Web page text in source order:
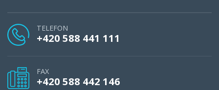
TELEFON
+420 588 441 111
FAX
+420 588 442 146